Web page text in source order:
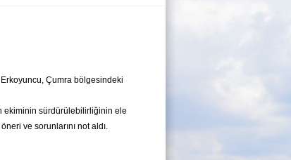
Çumra bölgesindeki
ekiminin sürdürülebilirliğinin ele
ve sorunlarını not aldı.